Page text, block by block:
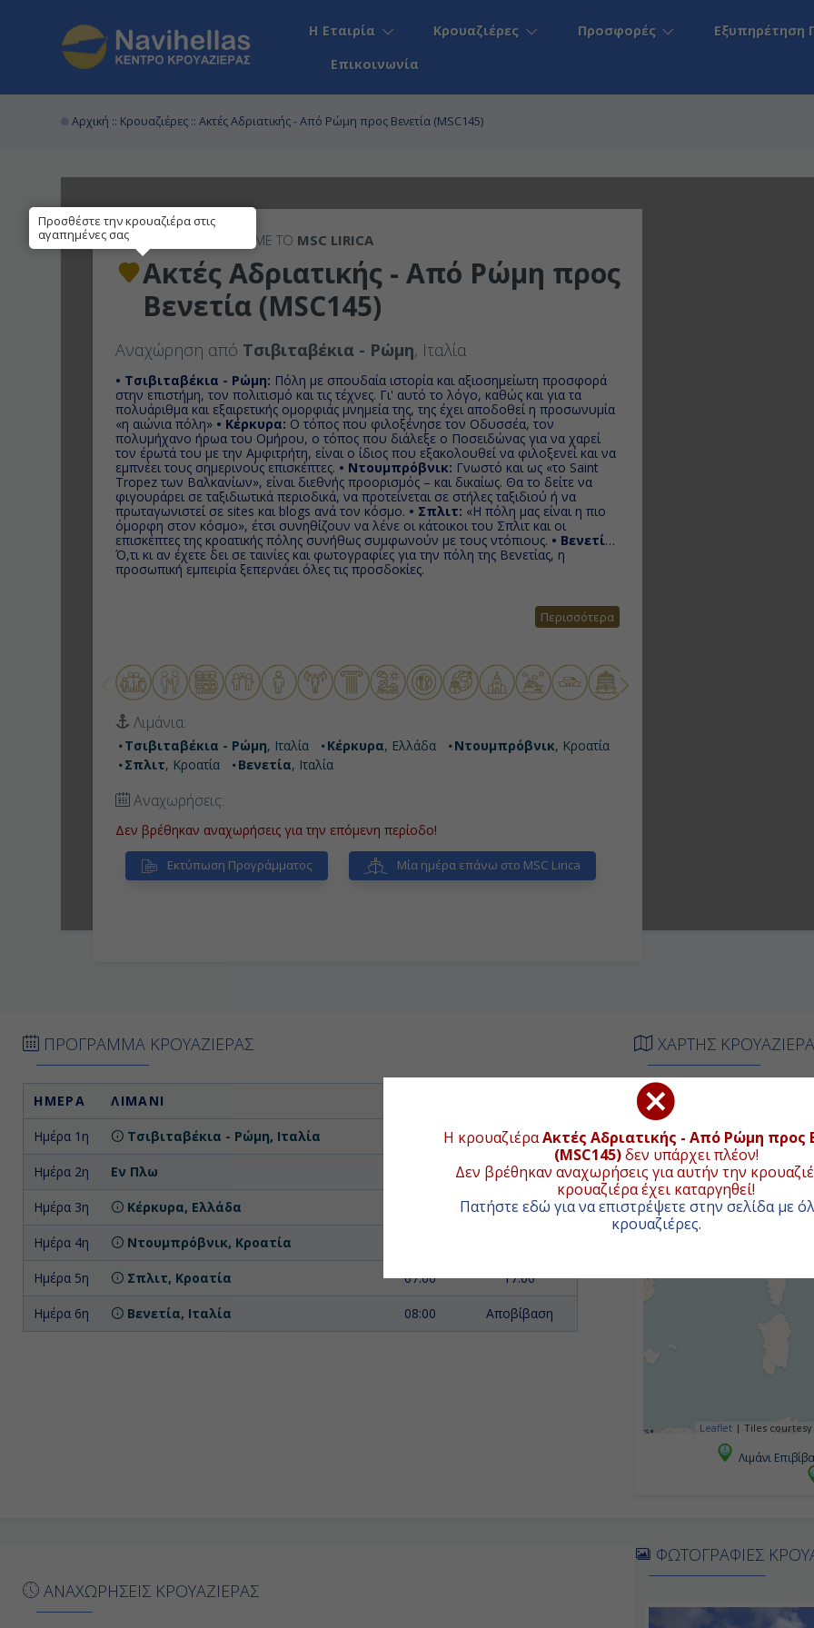
Η κρουαζιέραΑκτές Αδριατικής - Από Ρώμη προς
(MSC145)δεν υπάρχει πλέον!
Δεν βρέθηκαν αναχωρήσεις για αυτήν την
κρουαζιέρα έχει καταργηθεί!
Πατήστε εδώ για να επιστρέψετε στην σελίδα με
κρουαζιέρες.
Η Εταιρία Κρουαζιέρες Προσφορές
Εξυπηρέτηση
Επικοινωνία
Αρχική :: Κρουαζιέρες :: Ακτές Αδριατικής - Από Ρώμη προς Βενετία (MSC145)
5ΉΜΕΡΗ ΚΡΟΥΑΖΙΕΡΑ ΜΕ ΤΟ MSC LIRICA
Ακτές Αδριατικής - Από Ρώμη προς
Βενετία (MSC145)
Αναχώρηση από Τσιβιταβέκια - Ρώμη, Ιταλία
• Τσιβιταβέκια - Ρώμη: Πόλη με σπουδαία ιστορία και αξιοσημείωτη προσφορά
στην επιστήμη, τον πολιτισμό και τις τέχνες. Γι' αυτό το λόγο, καθώς και για τα
πολυάριθμα και εξαιρετικής ομορφιάς μνημεία της, της έχει αποδοθεί η προσωνυμία
«η αιώνια πόλη» • Κέρκυρα: Ο τόπος που φιλοξένησε τον Οδυσσέα, τον
πολυμήχανο ήρωα του Ομήρου, ο τόπος που διάλεξε ο Ποσειδώνας για να χαρεί
τον έρωτά του με την Αμφιτρήτη, είναι ο ίδιος που εξακολουθεί να φιλοξενεί και να
εμπνέει τους σημερινούς επισκέπτες. • Ντουμπρόβνικ: Γνωστό και ως «το Saint
Tropez των Βαλκανίων», είναι διεθνής προορισμός – και δικαίως. Θα το δείτε να
φιγουράρει σε ταξιδιωτικά περιοδικά, να προτείνεται σε στήλες ταξιδιού ή να
πρωταγωνιστεί σε sites και blogs ανά τον κόσμο. • Σπλιτ: «Η πόλη μας είναι η πιο
όμορφη στον κόσμο», έτσι συνηθίζουν να λένε οι κάτοικοι του Σπλιτ και οι
επισκέπτες της κροατικής πόλης συνήθως συμφωνούν με τους ντόπιους. • Βενετία:
Ό,τι κι αν έχετε δει σε ταινίες και φωτογραφίες για την πόλη της Βενετίας, η
προσωπική εμπειρία ξεπερνάει όλες τις προσδοκίες.
Περισσότερα
Λιμάνια:
Τσιβιταβέκια - Ρώμη, Ιταλία Κέρκυρα, Ελλάδα Ντουμπρόβνικ, Κροατία
Σπλιτ, Κροατία Βενετία, Ιταλία
Αναχωρήσεις:
Δεν βρέθηκαν αναχωρήσεις για την επόμενη περίοδο!
Εκτύπωση Προγράμματος Μία ημέρα επάνω στο MSC Lirica
ΠΡΟΓΡΑΜΜΑ ΚΡΟΥΑΖΙΕΡΑΣ
ΗΜΕΡΑ ΛΙΜΑΝΙ
Ημέρα 1η Τσιβιταβέκια - Ρώμη, Ιταλία Επιβίβαση 18:00
Ημέρα 2η Εν Πλω -
Ημέρα 3η Κέρκυρα, Ελλάδα 18:00
Ημέρα 4η Ντουμπρόβνικ, Κροατία
Ημέρα 5η Σπλιτ, Κροατία 07:00 17:00
Ημέρα 6η Βενετία, Ιταλία 08:00 Αποβίβαση
ΧΑΡΤΗΣ
Συνολική
+
−
Leaflet | Tiles
Λιμάνι
ΑΝΑΧΩΡΗΣΕΙΣ ΚΡΟΥΑΖΙΕΡΑΣ
ΦΩΤΟΓΡΑΦΙΕΣ
Προσθέστε την κρουαζιέρα στις
αγαπημένες σας